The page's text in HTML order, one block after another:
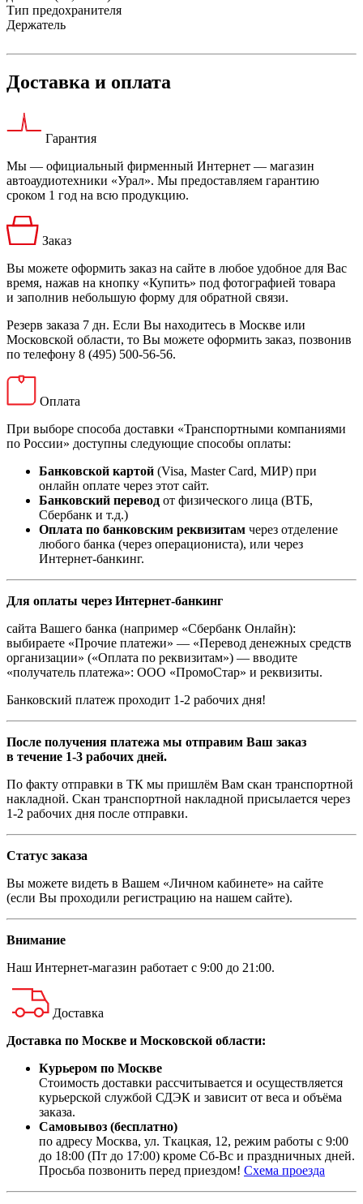
Тип предохранителя
Держатель
Доставка и оплата
Гарантия
Мы — официальный фирменный Интернет — магазин
автоаудиотехники «Урал». Мы предоставляем гарантию
сроком 1 год на всю продукцию.
Заказ
Вы можете оформить заказ на сайте в любое удобное для Вас
время, нажав на кнопку «Купить» под фотографией товара
и заполнив небольшую форму для обратной связи.
Резерв заказа 7 дн. Если Вы находитесь в Москве или
Московской области, то Вы можете оформить заказ, позвонив
по телефону 8 (495) 500-56-56.
Оплата
При выборе способа доставки «Транспортными компаниями
по России» доступны следующие способы оплаты:
Банковской картой (Visa, Master Card, МИР) при
онлайн оплате через этот сайт.
Банковский перевод от физического лица (ВТБ,
Сбербанк и т.д.)
Оплата по банковским реквизитам через отделение
любого банка (через операциониста), или через
Интернет-банкинг.
Для оплаты через Интернет-банкинг
сайта Вашего банка (например «Сбербанк Онлайн):
выбираете «Прочие платежи» — «Перевод денежных средств
организации» («Оплата по реквизитам») — вводите
«получатель платежа»: ООО «ПромоСтар» и реквизиты.
Банковский платеж проходит 1-2 рабочих дня!
После получения платежа мы отправим Ваш заказ
в течение 1-3 рабочих дней.
По факту отправки в ТК мы пришлём Вам скан транспортной
накладной. Скан транспортной накладной присылается через
1-2 рабочих дня после отправки.
Статус заказа
Вы можете видеть в Вашем «Личном кабинете» на сайте
(если Вы проходили регистрацию на нашем сайте).
Внимание
Наш Интернет-магазин работает с 9:00 до 21:00.
Доставка
Доставка по Москве и Московской области:
Курьером по Москве
Стоимость доставки рассчитывается и осуществляется
курьерской службой СДЭК и зависит от веса и объёма
заказа.
Самовывоз (бесплатно)
по адресу Москва, ул. Ткацкая, 12, режим работы с 9:00
до 18:00 (Пт до 17:00) кроме Сб-Вс и праздничных дней.
Просьба позвонить перед приездом! Схема проезда